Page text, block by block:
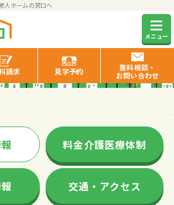
人ホームの窓口へ
メニュー
請求 見学予約
無料相談・
お問い合わせ
家S茨木中穂積
料金介護医療体制
交通・アクセス